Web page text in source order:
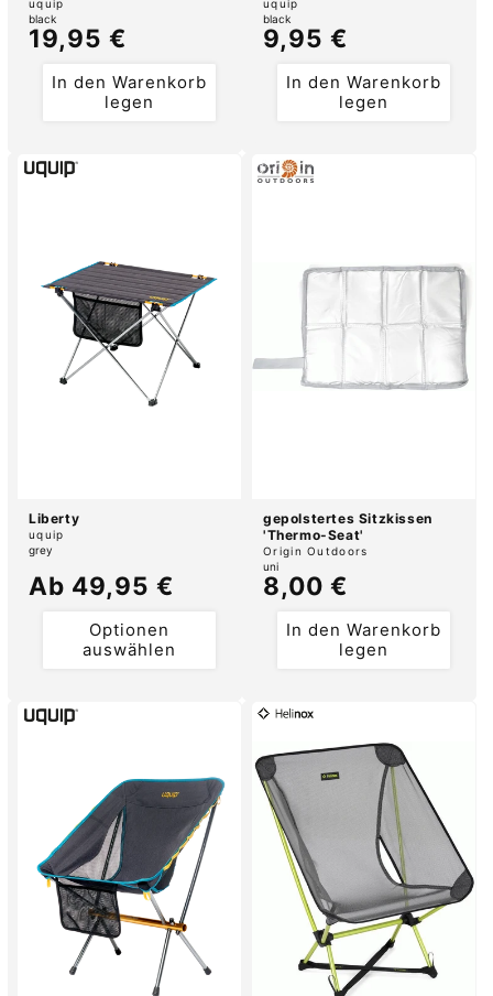
uquip
black
Normaler
19,95 €
In den Warenkorb
legen
uquip
black
Normaler
9,95 €
In den Warenkorb
legen
Liberty
Anbieter:
uquip
grey
Normaler
Ab 49,95 €
Optionen
auswählen
gepolstertes Sitzkissen
'Thermo-Seat'
Anbieter:
Origin Outdoors
uni
Normaler
8,00 €
In den Warenkorb
legen